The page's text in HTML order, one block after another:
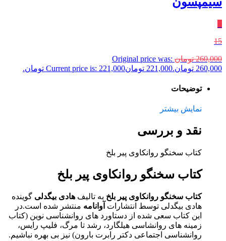
15
260,000 تومان Original price was:
260,000 تومان.
221,000 تومانCurrent price is: 221,000 تومان.
توضیحات
نمایش بیشتر
نقد و بررسی
کتاب سخنگو روانکاوی پیر بلخ
کتاب سخنگو روانکاوی پیر بلخ
کتاب سخنگو روانکاوی پیر بلخ به تالیف هادی بیگدلی گوینده
هادی بیگدلی توسط انتشارات آوانامه منتشر شده است.در
این کتاب سعی شده از دستاورد های روانشناسی نوین (کتاب
زمینه های روانشاسی هیلگارد، رشد تا مرگ، فلیپ رایس،
روانشناسی اجتماعی دکتر رابرت بارون) نیز بی بهره نباشیم.